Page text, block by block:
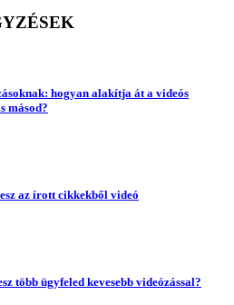
hogyan alakítja át a videós
másod?
az írott cikkekből videó
több ügyfeled kevesebb videózással?